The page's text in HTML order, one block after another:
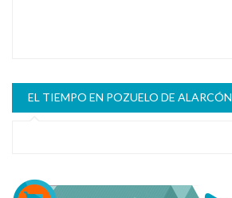
EL TIEMPO EN POZUELO DE ALARCÓN